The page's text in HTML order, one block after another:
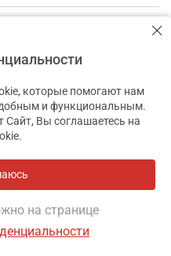
(Комсомольск)
Днепр
Ивано-Франковск
Измаил
Кременчуг
Кривой Рог
которые помогают нам
и функциональным.
Вы соглашаетесь на
на странице